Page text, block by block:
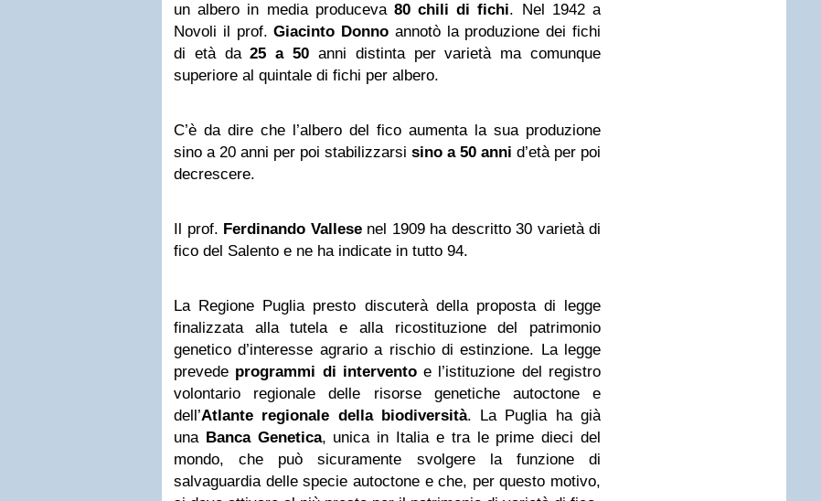
un albero in media produceva 80 chili di fichi. Nel 1942 a
Novoli il prof.Giacinto Donno annotò la produzione dei fichi
di età da25 a 50 anni distinta per varietà ma comunque
superiore al quintale di fichi per albero.
C’è da dire che l’albero del fico aumenta la sua produzione
sino a 20 anni per poi stabilizzarsi sino a 50 anni d’età per poi
decrescere.
Il prof. Ferdinando Vallesenel 1909 ha descritto 30 varietà di
fico del Salento e ne ha indicate in tutto 94.
La Regione Puglia presto discuterà della proposta di legge
finalizzata alla tutela e alla ricostituzione del patrimonio
genetico d’interesse agrario a rischio di estinzione. La legge
prevede programmi di interventoe l’istituzione del registro
volontario regionale delle risorse genetiche autoctone e
dell’Atlante regionale della biodiversità. La Puglia ha già
una Banca Genetica, unica in Italia e tra le prime dieci del
mondo, che può sicuramente svolgere la funzione di
salvaguardia delle specie autoctone e che, per questo motivo,